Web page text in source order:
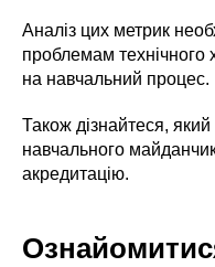
Аналіз цих метрик
проблемам технічного
на навчальний процес.
Також дізнайтеся,
навчального
акредитацію.